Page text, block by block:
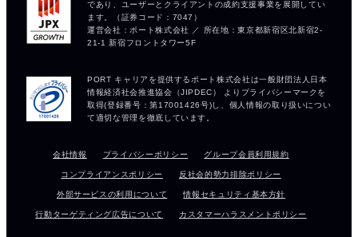
会社情報 プライバシーポリシー グループ会員利用規約
コンプライアンスポリシー 反社会的勢力排除ポリシー
外部サービスの利用について 情報セキュリティ基本方針
行動ターゲティング広告について カスタマーハラスメントポリシー